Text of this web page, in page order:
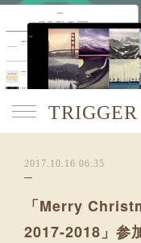
2017.10.16 06:35
「Merry
2017-2018」参